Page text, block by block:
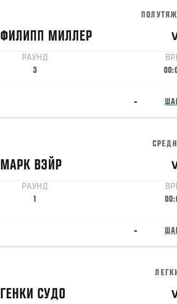
ФИЛИПП МИЛЛЕР
РАУНД
3
-
МАРК ВЭЙР
РАУНД
1
-
ГЕНКИ СУДО